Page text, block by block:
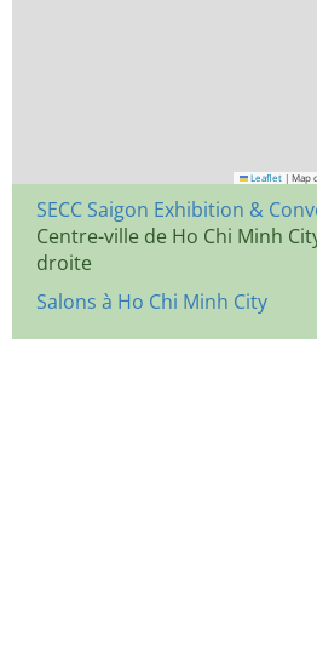
Leaflet | Map
SECC Saigon Exhibition &
Centre-ville de Ho Chi Minh
droite
Salons à Ho Chi Minh City